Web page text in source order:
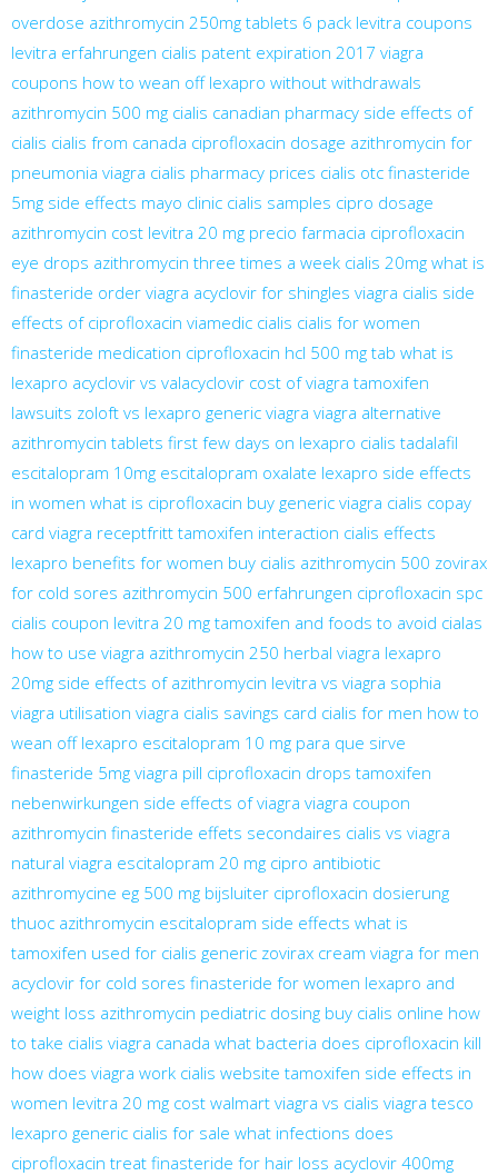
overdose azithromycin 250mg tablets 6 pack levitra coupons
levitra erfahrungen cialis patent expiration 2017 viagra
coupons how to wean off lexapro without withdrawals
azithromycin 500 mg cialis canadian pharmacy side effects of
cialis cialis from canada ciprofloxacin dosage azithromycin for
pneumonia viagra cialis pharmacy prices cialis otc finasteride
5mg side effects mayo clinic cialis samples cipro dosage
azithromycin cost levitra 20 mg precio farmacia ciprofloxacin
eye drops azithromycin three times a week cialis 20mg what is
finasteride order viagra acyclovir for shingles viagra cialis side
effects of ciprofloxacin viamedic cialis cialis for women
finasteride medication ciprofloxacin hcl 500 mg tab what is
lexapro acyclovir vs valacyclovir cost of viagra tamoxifen
lawsuits zoloft vs lexapro generic viagra viagra alternative
azithromycin tablets first few days on lexapro cialis tadalafil
escitalopram 10mg escitalopram oxalate lexapro side effects
in women what is ciprofloxacin buy generic viagra cialis copay
card viagra receptfritt tamoxifen interaction cialis effects
lexapro benefits for women buy cialis azithromycin 500 zovirax
for cold sores azithromycin 500 erfahrungen ciprofloxacin spc
cialis coupon levitra 20 mg tamoxifen and foods to avoid cialas
how to use viagra azithromycin 250 herbal viagra lexapro
20mg side effects of azithromycin levitra vs viagra sophia
viagra utilisation viagra cialis savings card cialis for men how to
wean off lexapro escitalopram 10 mg para que sirve
finasteride 5mg viagra pill ciprofloxacin drops tamoxifen
nebenwirkungen side effects of viagra viagra coupon
azithromycin finasteride effets secondaires cialis vs viagra
natural viagra escitalopram 20 mg cipro antibiotic
azithromycine eg 500 mg bijsluiter ciprofloxacin dosierung
thuoc azithromycin escitalopram side effects what is
tamoxifen used for cialis generic zovirax cream viagra for men
acyclovir for cold sores finasteride for women lexapro and
weight loss azithromycin pediatric dosing buy cialis online how
to take cialis viagra canada what bacteria does ciprofloxacin kill
how does viagra work cialis website tamoxifen side effects in
women levitra 20 mg cost walmart viagra vs cialis viagra tesco
lexapro generic cialis for sale what infections does
ciprofloxacin treat finasteride for hair loss acyclovir 400mg